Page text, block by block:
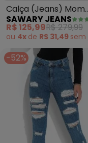
Calça (Jeans) Mom
Jeans com Franjas
Sawary
SAWARY JEANS
R$ 125,99R$ 279,99
ou 4x de R$ 31,49 sem
-52%